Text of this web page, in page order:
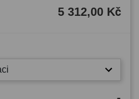
5 312,00 Kč